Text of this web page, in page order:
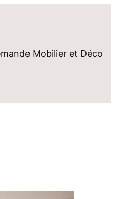
Mobilier et Déco